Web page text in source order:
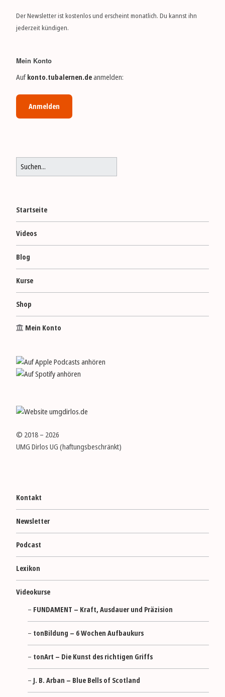
Der Newsletter ist kosten­los und er­scheint monat­lich. Du kannst ihn
jeder­zeit kündigen.
Mein Konto
Aufkonto.tubalernen.deanmelden:
Anmelden
Startseite
Videos
Blog
Kurse
Shop
Mein Konto
© 2018 – 2026
UMG Dirlos UG (haftungs­­be­schränkt)
Kontakt
Newsletter
Podcast
Lexikon
Videokurse
FUNDAMENT – Kraft, Ausdauer und Präzision
tonBildung – 6 Wochen Aufbaukurs
tonArt – Die Kunst des richtigen Griffs
J. B. Arban – Blue Bells of Scotland